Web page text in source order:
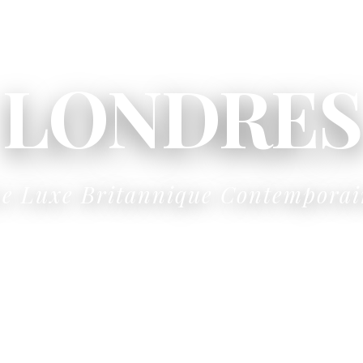
LONDRES
Luxe Britannique